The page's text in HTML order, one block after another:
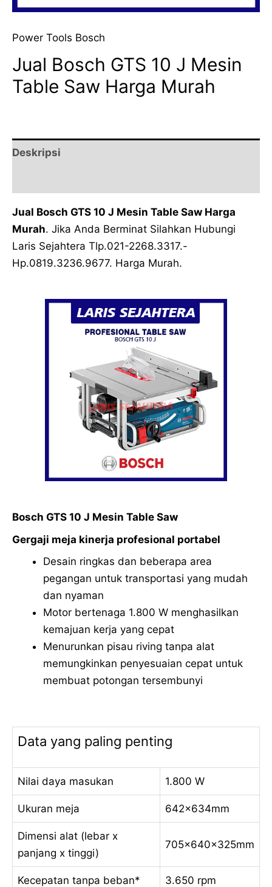
Power Tools Bosch
Jual Bosch GTS 10 J Mesin
Table Saw Harga Murah
Deskripsi
Jual Bosch GTS 10 J Mesin Table Saw Harga
Murah. Jika Anda Berminat Silahkan Hubungi
Laris Sejahtera Tlp.021-2268.3317.-
Hp.0819.3236.9677. Harga Murah.
Bosch GTS 10 J Mesin Table Saw
Gergaji meja kinerja profesional portabel
Desain ringkas dan beberapa area
pegangan untuk transportasi yang mudah
dan nyaman
Motor bertenaga 1.800 W menghasilkan
kemajuan kerja yang cepat
Menurunkan pisau riving tanpa alat
memungkinkan penyesuaian cepat untuk
membuat potongan tersembunyi
Data yang paling penting
Nilai daya masukan 1.800 W
Ukuran meja 642x634mm
Dimensi alat (lebar x
panjang x tinggi)
705x640x325mm
Kecepatan tanpa beban* 3.650 rpm